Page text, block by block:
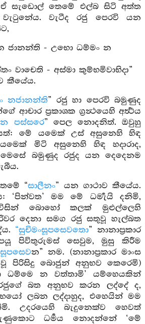
සැඩොල් තෙමේ එල්බ සිටි අත්ත
වැටීද රජු පෙරවි යන
ජානන්ති - උභො ධම්මං න
වාචෙති - අස්මා කුම්භමිවාභිදා”
කීයේය.
නජානන්ති” රජු හා පෙරවි බමුණුද
ආචාර ප්‍රකාශක ග්‍රන්‍ථයෙහි අර්‍ත්‍ථය
පස්සරෙ” පෙල නොදනිත්. ඔවුහු
මේ යමෙක් උස් අසුනෙහි හිඳ
යමෙක් මිටි අසුනෙහි හිඳ හදාරාද,
බමුණුද රජුද යන දෙදෙනම
“සාලීනං” යන ගාථාව කීයේය.
‘පින්වත’ මම මේ ධර්‍මැයි දනිමි,
බොහෝ කලක් මුළුල්ලෙහි
දෙනා සමග රජු සතුවූ හැල්බත
“සුචිමංසූපසෙවතො” නානාප්‍රකාර
පිවිතුරුමස් සෙවුම, මුසු කිරීම
න” නම. (නානාප්‍රකාර මාංස
පිරිසිදු බොජුන් අනුභව කෙරෙමි)
ධම්මෙ න වත්තාමි’ යම්හෙයකින්
බත අනුභව කරන ලද්දේ ද,
ලබන ලද්දාහුද, එහෙයින් මම
උදරයෙහි බැදුනෙක්ව හෙවත්
ධර්‍මය නොදන්නේ ‘මේ